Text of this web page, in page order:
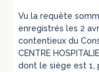
Vu la requête
enregistrés les 2
contentieux du
CENTRE
dont le siège est 1,